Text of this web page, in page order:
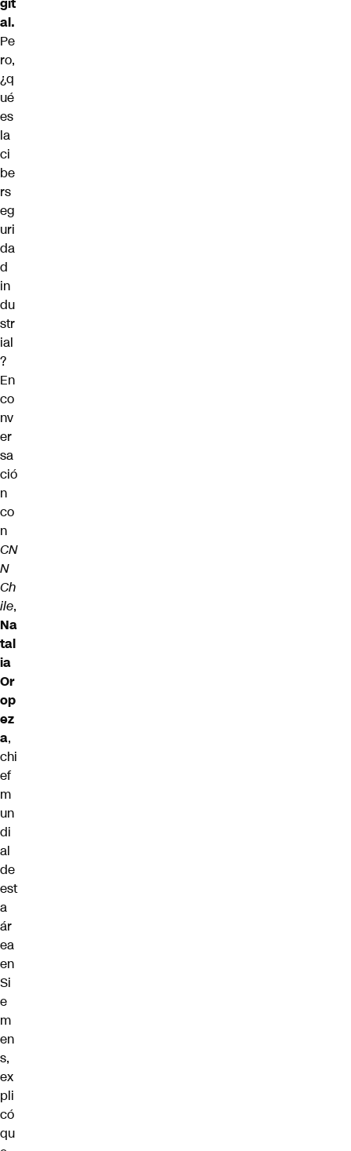
al.
Pe
ro,
¿q
ué
es
la
ci
be
rs
eg
uri
da
d
in
du
str
ial
?
En
co
nv
er
sa
ció
n
co
n
CN
N
Ch
ile,
Na
tal
ia
Or
op
ez
a,
chi
ef
m
un
di
al
de
est
a
ár
ea
en
Si
e
m
en
s,
ex
pli
có
qu